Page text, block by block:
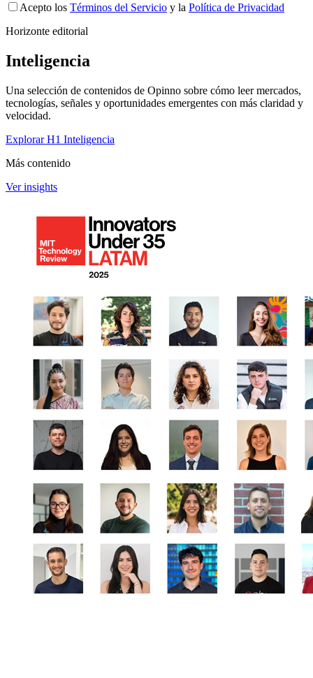
Acepto los Términos del Servicio y la Política de Privacidad
Horizonte editorial
Inteligencia
Una selección de contenidos de Opinno sobre cómo leer mercados,
tecnologías, señales y oportunidades emergentes con más claridad y
velocidad.
Explorar H1 Inteligencia
Más contenido
Ver insights